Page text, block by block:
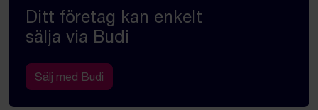
Ditt företag kan enkelt
sälja via Budi
Sälj med Budi